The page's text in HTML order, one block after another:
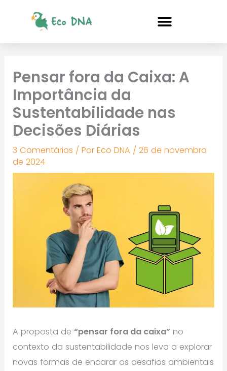
Pensar fora da Caixa: A
Importância da
Sustentabilidade nas
Decisões Diárias
3 Comentários / PorEco DNA /26 de novembro
de 2024
A proposta de“pensar fora da caixa” no
contexto da sustentabilidade nos leva a explorar
novas formas de encarar os desafios ambientais